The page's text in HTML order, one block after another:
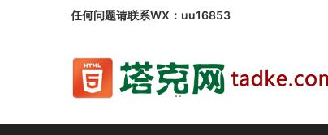
任何问题请联系WX：uu16853